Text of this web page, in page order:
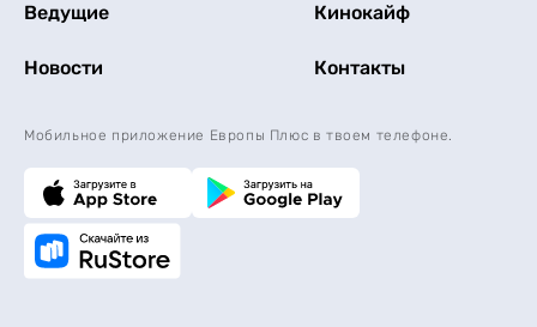
Ведущие Кинокайф
Новости Контакты
Мобильное приложение Европы Плюс в твоем телефоне.